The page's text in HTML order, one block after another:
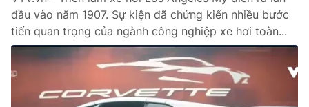
đầu vào năm 1907. Sự kiện đã chứng kiến nhiều bước
tiến quan trọng của ngành công nghiệp xe hơi toàn...